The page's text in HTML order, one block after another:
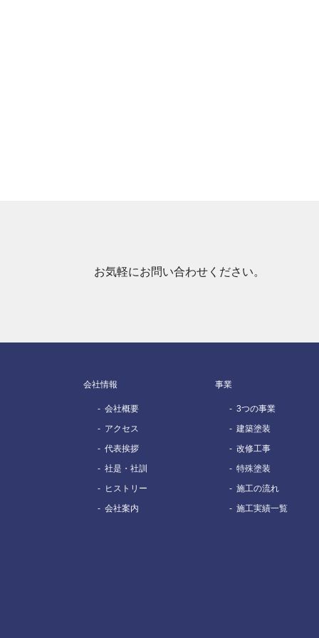
お気軽にお問い合わせください。
会社情報
会社概要
アクセス
代表挨拶
社是・社訓
ヒストリー
会社案内
事業
3つの事業
建築塗装
改修工事
特殊塗装
施工の流れ
施工実績一覧